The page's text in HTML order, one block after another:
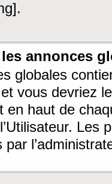
annonces
globales
vous devriez
en haut de
Les
par